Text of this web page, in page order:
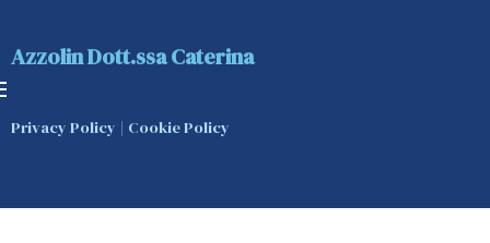
Azzolin Dott.ssa Caterina
Privacy Policy | Cookie Policy